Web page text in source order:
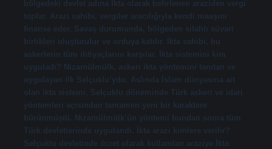
bölgedeki devlet adına İkta olarak belirlenen araziden vergi
toplar. Arazi sahibi, vergiler aracılığıyla kendi maaşını
finanse eder. Savaş durumunda, bölgeden silahlı süvari
birlikleri oluşturulur ve orduya katılır. İkta sahibi, bu
askerlerin tüm ihtiyaçlarını karşılar. İkta sistemini kim
uyguladı? Nizamülmülk, askeri ikta yöntemini tanıtan ve
uygulayan ilk Selçuklu’ydu. Aslında İslam dünyasına ait
olan ikta sistemi, Selçuklu döneminde Türk askeri ve idari
yöntemleri açısından tamamen yeni bir karaktere
bürünmüştü. Nizamülmülk’ün yöntemi bundan sonra tüm
Türk devletlerinde uygulandı. İkta arazi kimlere verilir?
Selçuklu devletinde ücret olarak kullanılan araziye İkta